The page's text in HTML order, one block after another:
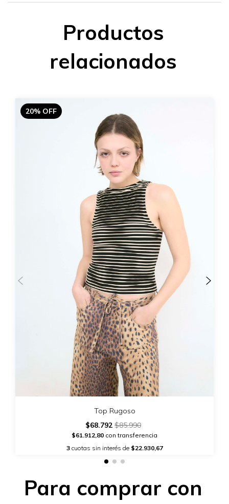
Productos
relacionados
20% OFF
Top Rugoso
$68.792 $85.990
$61.912,80 con transferencia
3cuotas sin interés de $22.930,67
Para comprar con